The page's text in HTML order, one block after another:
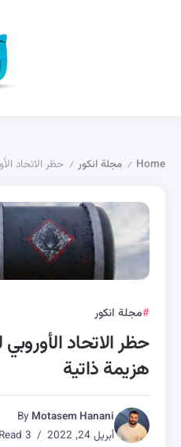
Home
/ مجلة انكور / حظر الاتحاد
مجلة انكور
حظر الاتحاد
هزيمة ذاتية
By Motasem Hanani
أبريل 24, 2022